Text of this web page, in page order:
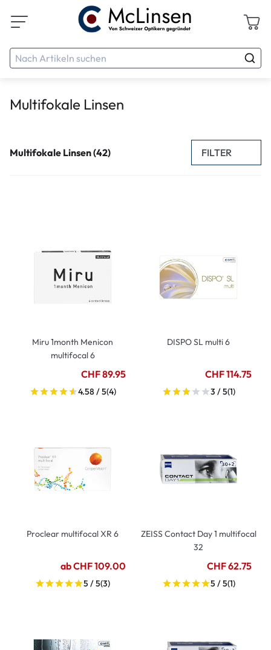
Multifokale Linsen
Multifokale Linsen (42) FILTER
Miru 1month Menicon
multifocal 6
CHF 89.95
4.58 / 5(4)
DISPO SL multi 6
CHF 114.75
3 / 5(1)
Proclear multifocal XR 6
ab CHF 109.00
5 / 5(3)
ZEISS Contact Day 1 multifocal
32
CHF 62.75
5 / 5(1)